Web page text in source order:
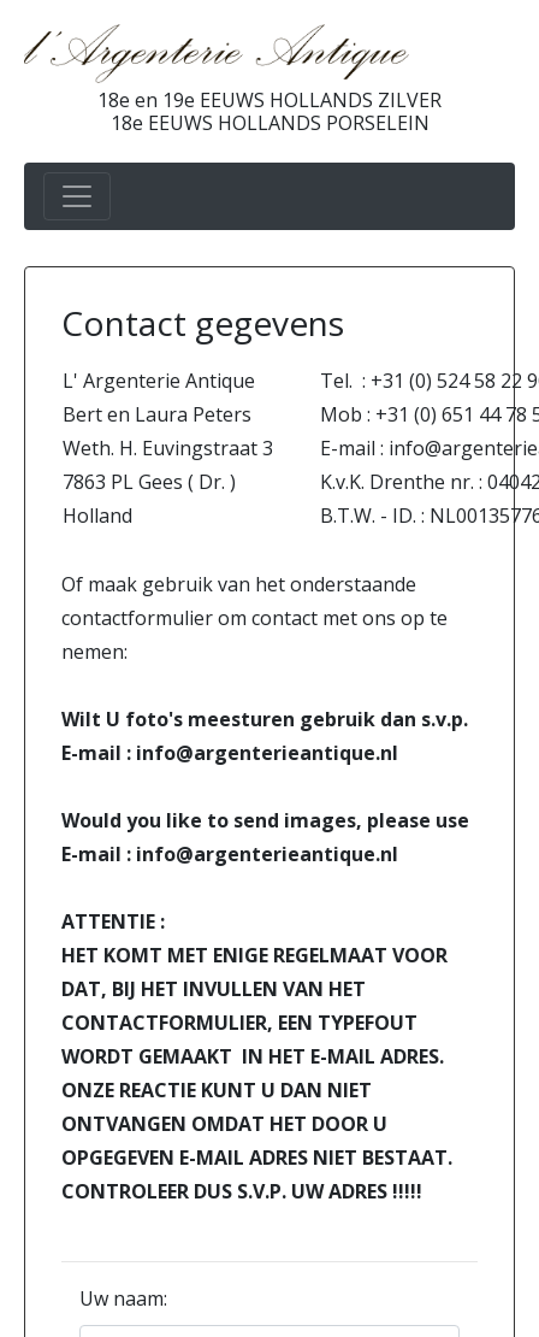
18e en 19e EEUWS HOLLANDS ZILVER
18e EEUWS HOLLANDS PORSELEIN
Contact gegevens
L' Argenterie Antique
Bert en Laura Peters
Weth. H. Euvingstraat 3
7863 PL Gees ( Dr. )
Holland
Tel. : +31 (0) 524 58 22
Mob : +31 (0) 651 44 78
E-mail :
K.v.K. Drenthe nr. :
B.T.W. - ID. :
Of maak gebruik van het onderstaande
contactformulier om contact met ons op te
nemen:
Wilt U foto's meesturen gebruik dan s.v.p.
E-mail : info@argenterieantique.nl
Would you like to send images, please use
E-mail : info@argenterieantique.nl
ATTENTIE :
HET KOMT MET ENIGE REGELMAAT VOOR
DAT, BIJ HET INVULLEN VAN HET
CONTACTFORMULIER, EEN TYPEFOUT
WORDT GEMAAKT IN HET E-MAIL ADRES.
ONZE REACTIE KUNT U DAN NIET
ONTVANGEN OMDAT HET DOOR U
OPGEGEVEN E-MAIL ADRES NIET BESTAAT.
CONTROLEER DUS S.V.P. UW ADRES !!!!!
Uw naam: